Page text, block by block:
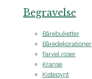
Begravelse
Bårebuketter
Båredekorationer
Farvel roser
Kranse
Kistepynt